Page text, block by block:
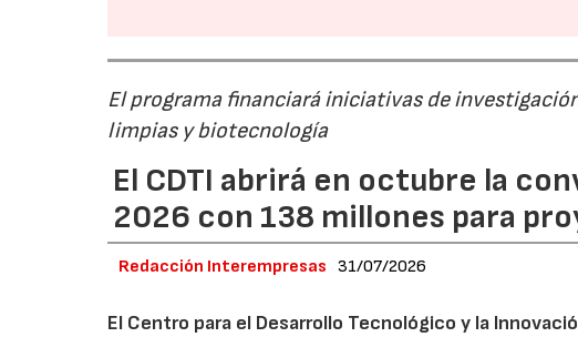
El programa financiará iniciativas de
limpias y biotecnología
El CDTI abrirá en octubre la
2026 con 138 millones para
Redacción Interempresas 31/07/2026
El Centro para el Desarrollo Tecnológico y la